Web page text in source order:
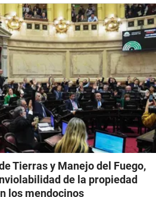
Tierras y Manejo del Fuego,
de la propiedad
los mendocinos